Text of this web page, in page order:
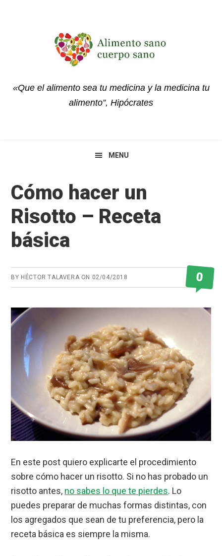
«Que el alimento sea tu medicina y la medicina tu
alimento”, Hipócrates
MENU
Cómo hacer un
Risotto – Receta
básica
BY HÉCTOR TALAVERA ON 02/04/2018 0
En este post quiero explicarte el procedimiento
sobre cómo hacer un risotto. Si no has probado un
risotto antes, no sabes lo que te pierdes. Lo
puedes preparar de muchas formas distintas, con
los agregados que sean de tu preferencia, pero la
receta básica es siempre la misma.